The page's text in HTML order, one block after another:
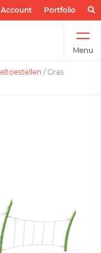
Account Portfolio
Menu
/ Gras